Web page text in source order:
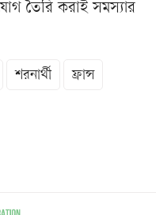
তৈরি করাই সমস্যার
শরনার্থী ফ্রান্স